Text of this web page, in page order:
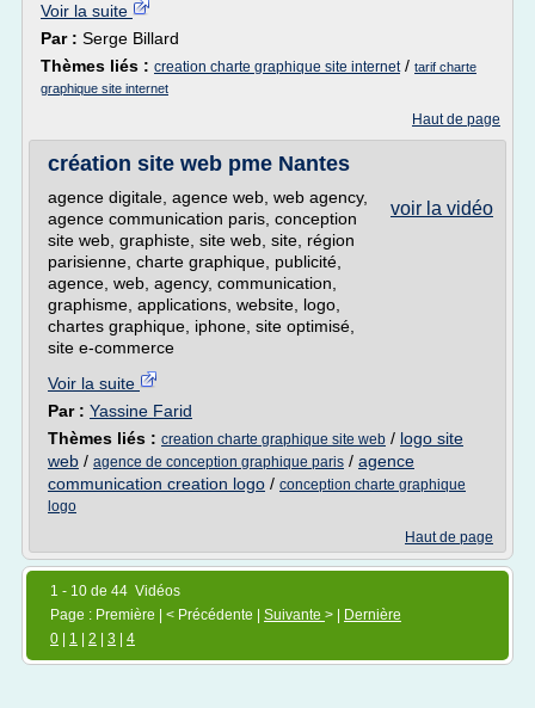
Voir la suite
Par : Serge Billard
Thèmes liés : creation charte graphique site internet/ tarif charte
graphique site internet
Haut de page
création site web pme Nantes
voir la vidéo
agence digitale, agence web, web agency,
agence communication paris, conception
site web, graphiste, site web, site, région
parisienne, charte graphique, publicité,
agence, web, agency, communication,
graphisme, applications, website, logo,
chartes graphique, iphone, site optimisé,
site e-commerce
Voir la suite
Par : Yassine Farid
Thèmes liés : creation charte graphique site web / logo site
web / agence de conception graphique paris / agence
communication creation logo / conception charte graphique
logo
Haut de page
1 - 10 de 44 Vidéos
Page : Première | < Précédente | Suivante > |
Dernière
0
1 2 3 4